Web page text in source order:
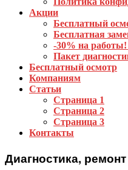
Акции
Бесплатный
Бесплатная
-30% на
Пакет
Бесплатный осмотр
Компаниям
Статьи
Страница 1
Страница 2
Страница 3
Контакты
Диагностика,